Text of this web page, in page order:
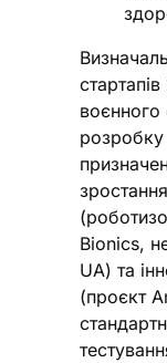
розробку
Bionics,
UA) та
(проєкт